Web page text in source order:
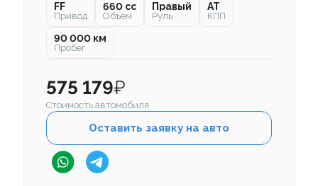
FF
Привод
660 cc
Объем
Правый
Руль
AT
КПП
90 000 км
Пробег
575 179₽
Стоимость автомобиля
Оставить заявку на авто